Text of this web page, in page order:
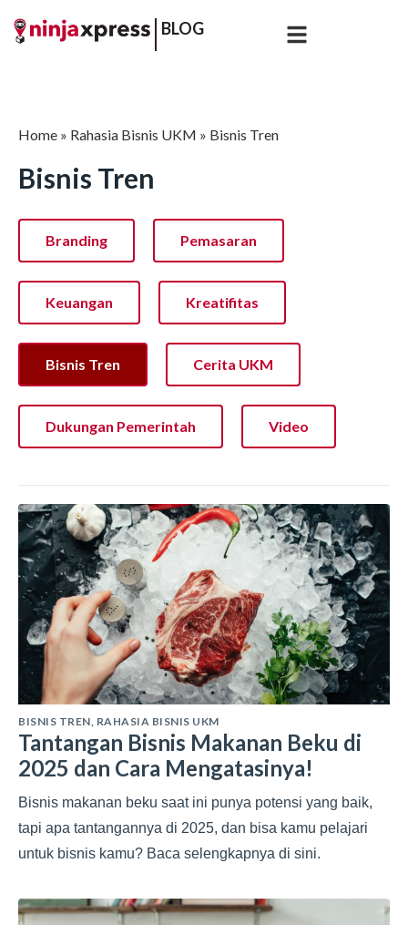
BLOG
Home » Rahasia Bisnis UKM » Bisnis Tren
Bisnis Tren
Branding Pemasaran
Keuangan Kreatifitas
Bisnis Tren Cerita UKM
Dukungan Pemerintah Video
BISNIS TREN, RAHASIA BISNIS UKM
Tantangan Bisnis Makanan Beku di
2025 dan Cara Mengatasinya!
Bisnis makanan beku saat ini punya potensi yang baik,
tapi apa tantangannya di 2025, dan bisa kamu pelajari
untuk bisnis kamu? Baca selengkapnya di sini.